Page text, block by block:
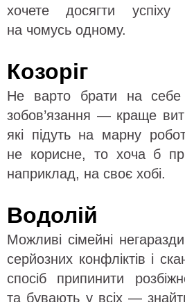
хочете досягти
на чомусь одному.
Козоріг
Не варто брати на себе
зобов’язання — краще
які підуть на марну
не корисне, то хоча б
наприклад, на своє хобі.
Водолій
Можливі сімейні
серйозних конфліктів і
спосіб припинити
та бувають у всіх —